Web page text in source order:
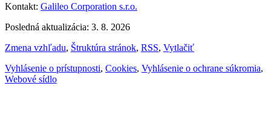
Kontakt: Galileo Corporation s.r.o.
Posledná aktualizácia: 3. 8. 2026
Zmena vzhľadu, Štruktúra stránok, RSS, Vytlačiť
Vyhlásenie o prístupnosti, Cookies, Vyhlásenie o ochrane súkromia,
Webové sídlo